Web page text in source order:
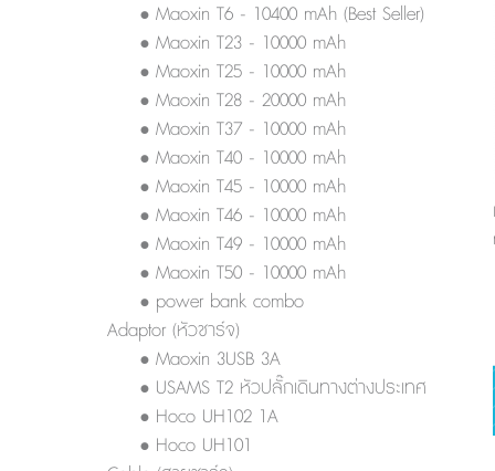
• Maoxin T6 - 10400 mAh (Best Seller)
• Maoxin T23 - 10000 mAh
• Maoxin T25 - 10000 mAh
• Maoxin T28 - 20000 mAh
• Maoxin T37 - 10000 mAh
• Maoxin T40 - 10000 mAh
• Maoxin T45 - 10000 mAh
• Maoxin T46 - 10000 mAh
• Maoxin T49 - 10000 mAh
• Maoxin T50 - 10000 mAh
• power bank combo
Adaptor (หัวชาร์จ)
• Maoxin 3USB 3A
• USAMS T2 หัวปลั๊กเดินทางต่างประเทศ
• Hoco UH102 1A
• Hoco UH101